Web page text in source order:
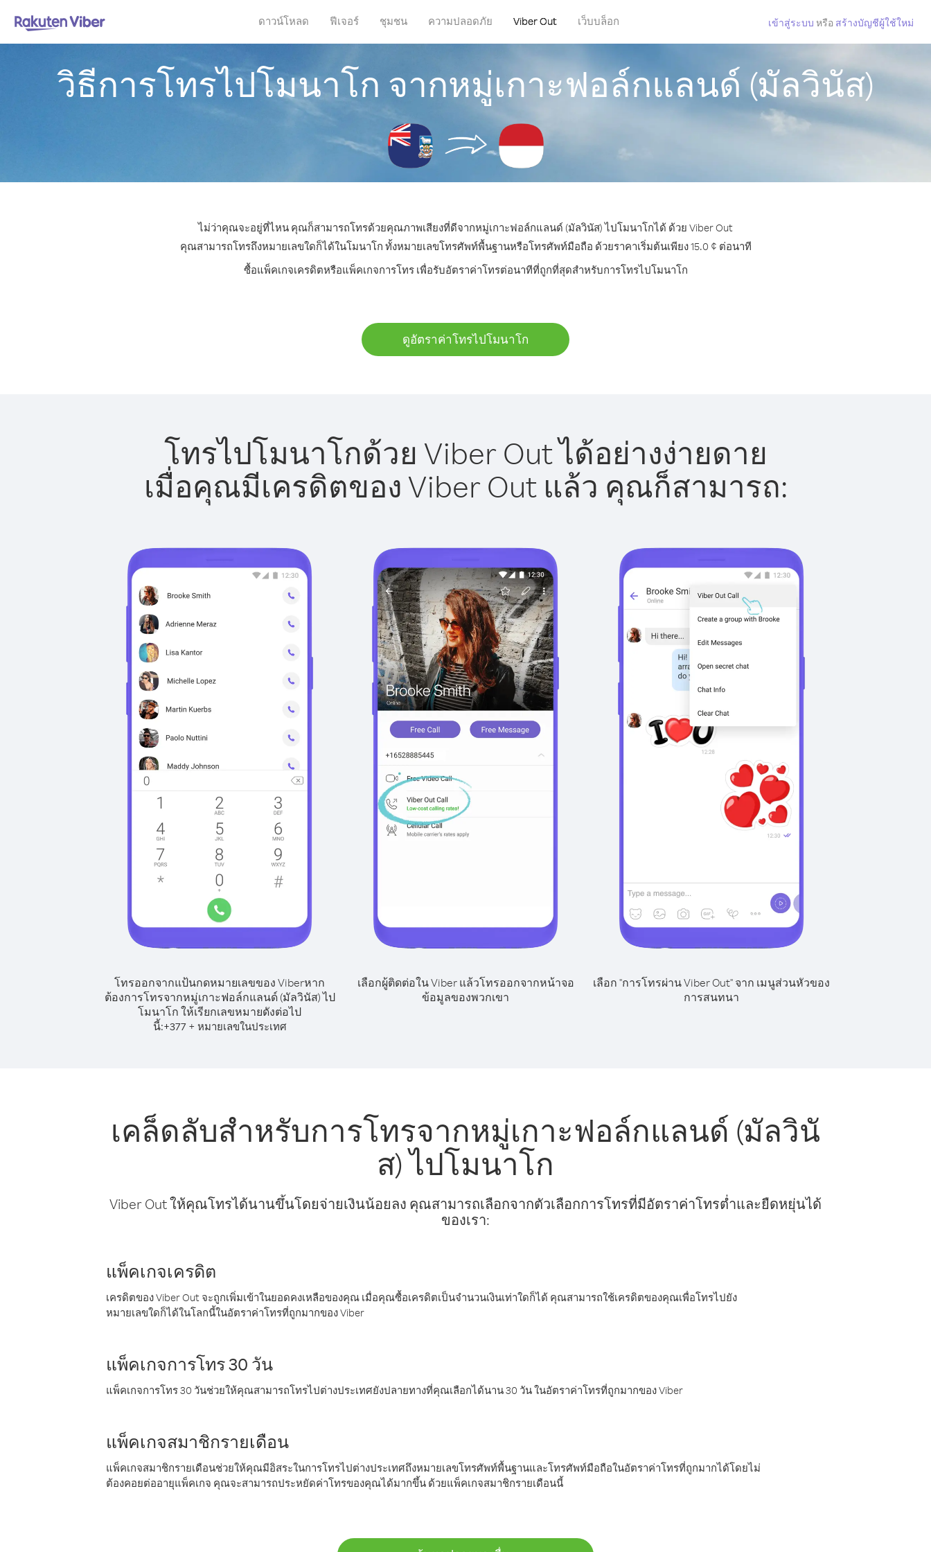
ดาวน์โหลด ฟีเจอร์ ชุมชน ความปลอดภัย Viber Out เว็บบล็อก เข้าสู่ระบบ หรือ สร้างบัญชีผู้ใช้ใหม่
วิธีการโทรไปโมนาโก จากหมู่เกาะฟอล์กแลนด์ (มัลวินัส)
ไม่ว่าคุณจะอยู่ที่ไหน คุณก็สามารถโทรด้วยคุณภาพเสียงที่ดีจากหมู่เกาะฟอล์กแลนด์ (มัลวินัส) ไปโมนาโกได้ ด้วย Viber Out
คุณสามารถโทรถึงหมายเลขใดก็ได้ในโมนาโก ทั้งหมายเลขโทรศัพท์พื้นฐานหรือโทรศัพท์มือถือ ด้วยราคาเริ่มต้นเพียง 15.0 ¢ ต่อนาที
ซื้อแพ็คเกจเครดิตหรือแพ็คเกจการโทร เพื่อรับอัตราค่าโทรต่อนาทีที่ถูกที่สุดสำหรับการโทรไปโมนาโก
ดูอัตราค่าโทรไปโมนาโก
โทรไปโมนาโกด้วย Viber Out ได้อย่างง่ายดาย
เมื่อคุณมีเครดิตของ Viber Out แล้ว คุณก็สามารถ:
โทรออกจากแป้นกดหมายเลขของ Viberหาก
ต้องการโทรจากหมู่เกาะฟอล์กแลนด์ (มัลวินัส) ไป
โมนาโก ให้เรียกเลขหมายดังต่อไป
นี้:+377+ หมายเลขในประเทศ
เลือกผู้ติดต่อใน Viber แล้วโทรออกจากหน้าจอ
ข้อมูลของพวกเขา
เลือก "การโทรผ่าน Viber Out" จาก เมนูส่วนหัวของ
การสนทนา
เคล็ดลับสำหรับการโทรจากหมู่เกาะฟอล์กแลนด์ (มัลวินั
ส) ไปโมนาโก
Viber Out ให้คุณโทรได้นานขึ้นโดยจ่ายเงินน้อยลง คุณสามารถเลือกจากตัวเลือกการโทรที่มีอัตราค่าโทรต่ำและยืดหยุ่นได้
ของเรา:
แพ็คเกจเครดิต
เครดิตของ Viber Out จะถูกเพิ่มเข้าในยอดคงเหลือของคุณ เมื่อคุณซื้อเครดิตเป็นจำนวนเงินเท่าใดก็ได้ คุณสามารถใช้เครดิตของคุณเพื่อโทรไปยัง
หมายเลขใดก็ได้ในโลกนี้ในอัตราค่าโทรที่ถูกมากของ Viber
แพ็คเกจการโทร 30 วัน
แพ็คเกจการโทร 30 วันช่วยให้คุณสามารถโทรไปต่างประเทศยังปลายทางที่คุณเลือกได้นาน 30 วัน ในอัตราค่าโทรที่ถูกมากของ Viber
แพ็คเกจสมาชิกรายเดือน
แพ็คเกจสมาชิกรายเดือนช่วยให้คุณมีอิสระในการโทรไปต่างประเทศถึงหมายเลขโทรศัพท์พื้นฐานและโทรศัพท์มือถือในอัตราค่าโทรที่ถูกมากได้โดยไม่
ต้องคอยต่ออายุแพ็คเกจ คุณจะสามารถประหยัดค่าโทรของคุณได้มากขึ้น ด้วยแพ็คเกจสมาชิกรายเดือนนี้